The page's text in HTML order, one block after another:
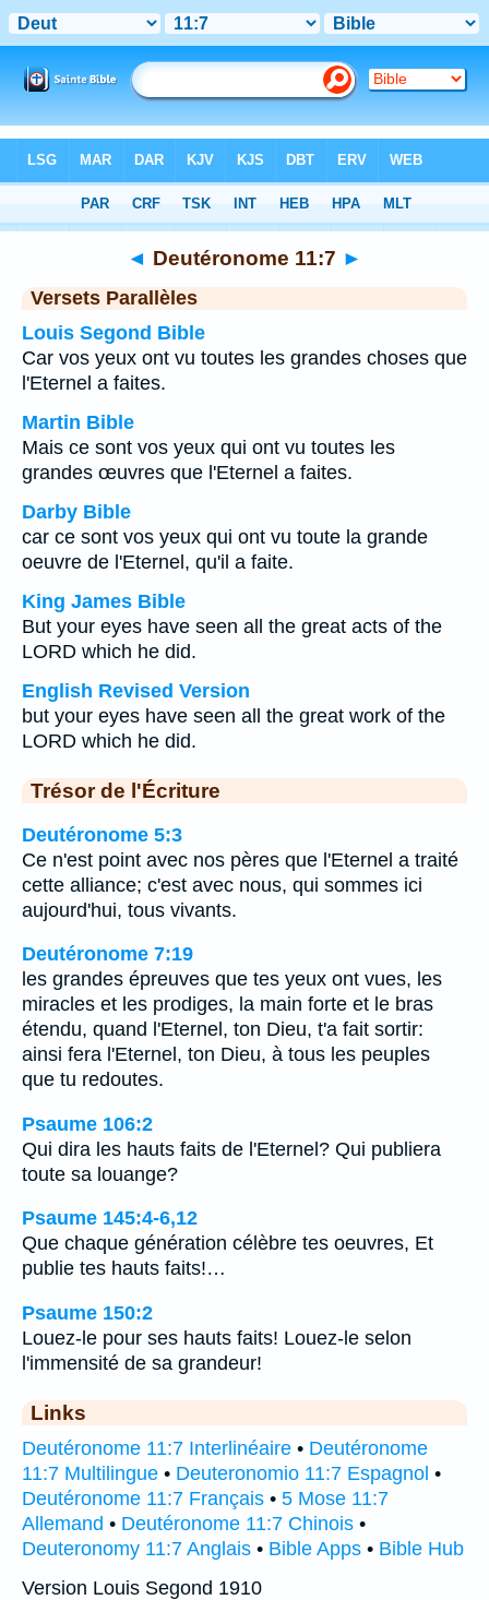
>Chapitre 11 > Verset 7
◄ Deutéronome 11:7 ►
Versets Parallèles
Louis Segond Bible
Car vos yeux ont vu toutes les grandes choses que
l'Eternel a faites.
Martin Bible
Mais ce sont vos yeux qui ont vu toutes les
grandes œuvres que l'Eternel a faites.
Darby Bible
car ce sont vos yeux qui ont vu toute la grande
oeuvre de l'Eternel, qu'il a faite.
King James Bible
But your eyes have seen all the great acts of the
LORD which he did.
English Revised Version
but your eyes have seen all the great work of the
LORD which he did.
Trésor de l'Écriture
Deutéronome 5:3
Ce n'est point avec nos pères que l'Eternel a traité
cette alliance; c'est avec nous, qui sommes ici
aujourd'hui, tous vivants.
Deutéronome 7:19
les grandes épreuves que tes yeux ont vues, les
miracles et les prodiges, la main forte et le bras
étendu, quand l'Eternel, ton Dieu, t'a fait sortir:
ainsi fera l'Eternel, ton Dieu, à tous les peuples
que tu redoutes.
Psaume 106:2
Qui dira les hauts faits de l'Eternel? Qui publiera
toute sa louange?
Psaume 145:4-6,12
Que chaque génération célèbre tes oeuvres, Et
publie tes hauts faits!…
Psaume 150:2
Louez-le pour ses hauts faits! Louez-le selon
l'immensité de sa grandeur!
Links
Deutéronome 11:7 Interlinéaire • Deutéronome
11:7 Multilingue • Deuteronomio 11:7 Espagnol •
Deutéronome 11:7 Français • 5 Mose 11:7
Allemand • Deutéronome 11:7 Chinois •
Deuteronomy 11:7 Anglais • Bible Apps • Bible Hub
Version Louis Segond 1910